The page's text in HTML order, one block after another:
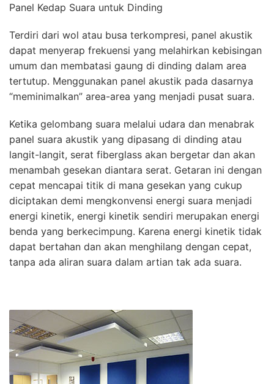
Panel Kedap Suara untuk Dinding
Terdiri dari wol atau busa terkompresi, panel akustik
dapat menyerap frekuensi yang melahirkan kebisingan
umum dan membatasi gaung di dinding dalam area
tertutup. Menggunakan panel akustik pada dasarnya
“meminimalkan” area-area yang menjadi pusat suara.
Ketika gelombang suara melalui udara dan menabrak
panel suara akustik yang dipasang di dinding atau
langit-langit, serat fiberglass akan bergetar dan akan
menambah gesekan diantara serat. Getaran ini dengan
cepat mencapai titik di mana gesekan yang cukup
diciptakan demi mengkonvensi energi suara menjadi
energi kinetik, energi kinetik sendiri merupakan energi
benda yang berkecimpung. Karena energi kinetik tidak
dapat bertahan dan akan menghilang dengan cepat,
tanpa ada aliran suara dalam artian tak ada suara.